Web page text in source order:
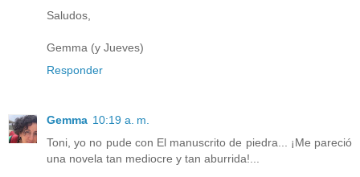
Saludos,
Gemma (y Jueves)
Responder
Gemma 10:19 a. m.
Toni, yo no pude con El manuscrito de piedra... ¡Me pareció
una novela tan mediocre y tan aburrida!...